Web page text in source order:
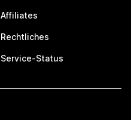
Affiliates
Rechtliches
Service-Status